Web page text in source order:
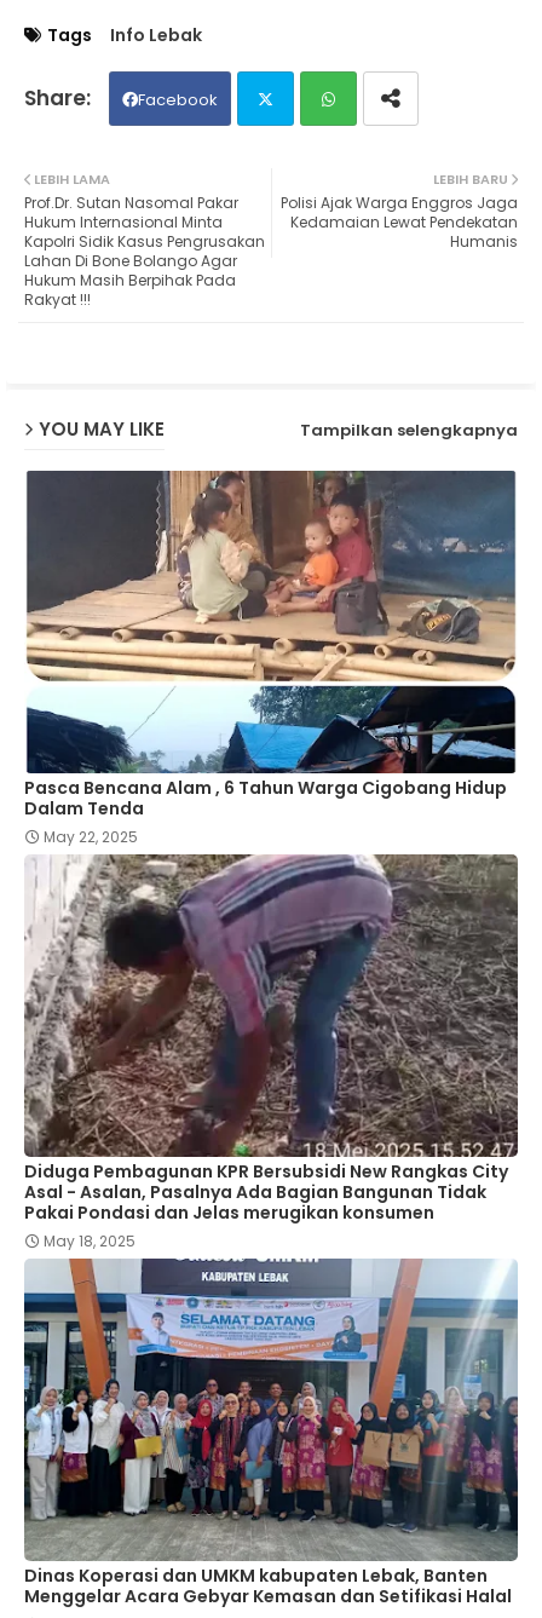
Tags Info Lebak
Facebook
ats
LEBIH BARU
Polisi Ajak Warga Enggros Jaga
Kedamaian Lewat Pendekatan
Humanis
LEBIH LAMA
Prof.Dr. Sutan Nasomal Pakar
Hukum Internasional Minta
Kapolri Sidik Kasus Pengrusakan
Lahan Di Bone Bolango Agar
Hukum Masih Berpihak Pada
Rakyat !!!
YOU MAY LIKE Tampilkan selengkapnya
Pasca Bencana Alam , 6 Tahun Warga Cigobang Hidup
Dalam Tenda
May 22, 2025
Diduga Pembagunan KPR Bersubsidi New Rangkas City
Asal - Asalan, Pasalnya Ada Bagian Bangunan Tidak
Pakai Pondasi dan Jelas merugikan konsumen
May 18, 2025
Dinas Koperasi dan UMKM kabupaten Lebak, Banten
Menggelar Acara Gebyar Kemasan dan Setifikasi Halal